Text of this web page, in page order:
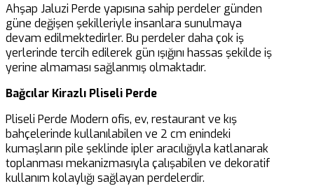
Ahşap Jaluzi Perde yapısına sahip perdeler günden
güne değişen şekilleriyle insanlara sunulmaya
devam edilmektedirler. Bu perdeler daha çok iş
yerlerinde tercih edilerek gün ışığını hassas şekilde iş
yerine almaması sağlanmış olmaktadır.
Bağcılar Kirazlı Pliseli Perde
Pliseli Perde Modern ofis, ev, restaurant ve kış
bahçelerinde kullanılabilen ve 2 cm enindeki
kumaşların pile şeklinde ipler aracılığıyla katlanarak
toplanması mekanizmasıyla çalışabilen ve dekoratif
kullanım kolaylığı sağlayan perdelerdir.